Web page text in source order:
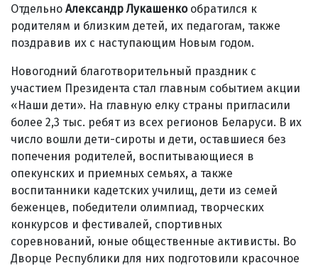
Отдельно Александр Лукашенкообратился к
родителям и близким детей, их педагогам, также
поздравив их с наступающим Новым годом.
Новогодний благотворительный праздник с
участием Президента стал главным событием акции
«Наши дети». На главную елку страны пригласили
более 2,3 тыс. ребят из всех регионов Беларуси. В их
число вошли дети-сироты и дети, оставшиеся без
попечения родителей, воспитывающиеся в
опекунских и приемных семьях, а также
воспитанники кадетских училищ, дети из семей
беженцев, победители олимпиад, творческих
конкурсов и фестивалей, спортивных
соревнований, юные общественные активисты. Во
Дворце Республики для них подготовили красочное